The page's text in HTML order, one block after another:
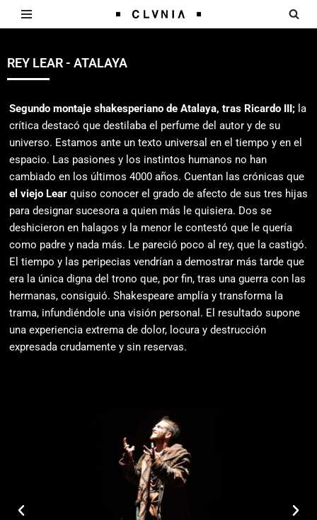
REY LEAR - ATALAYA
Segundo montaje shakesperiano de Atalaya, tras Ricardo III; la
crítica destacó que destilaba el perfume del autor y de su
universo. Estamos ante un texto universal en el tiempo y en el
espacio. Las pasiones y los instintos humanos no han
cambiado en los últimos 4000 años. Cuentan las crónicas que
el viejo Lear quiso conocer el grado de afecto de sus tres hijas
para designar sucesora a quien más le quisiera. Dos se
deshicieron en halagos y la menor le contestó que le quería
como padre y nada más. Le pareció poco al rey, que la castigó.
El tiempo y las peripecias vendrían a demostrar más tarde que
era la única digna del trono que, por fin, tras una guerra con las
hermanas, consiguió. Shakespeare amplía y transforma la
trama, infundiéndole una visión personal. El resultado supone
una experiencia extrema de dolor, locura y destrucción
expresada crudamente y sin reservas.